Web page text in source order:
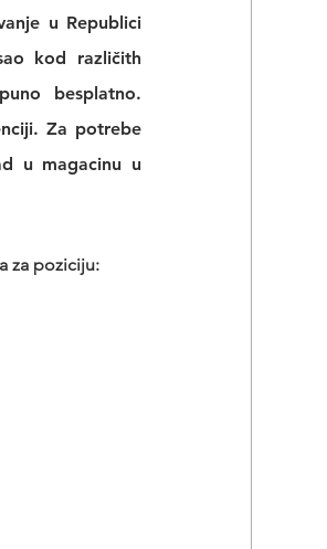
u Republici
kod različith
besplatno.
. Za potrebe
u magacinu u
za poziciju: